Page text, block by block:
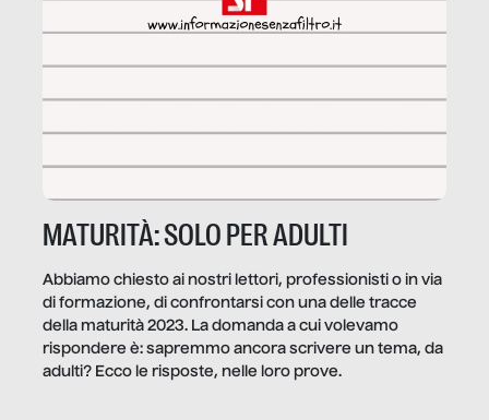
MATURITÀ: SOLO PER ADULTI
Abbiamo chiesto ai nostri lettori, professionisti o in via
di formazione, di confrontarsi con una delle tracce
della maturità 2023. La domanda a cui volevamo
rispondere è: sapremmo ancora scrivere un tema, da
adulti? Ecco le risposte, nelle loro prove.